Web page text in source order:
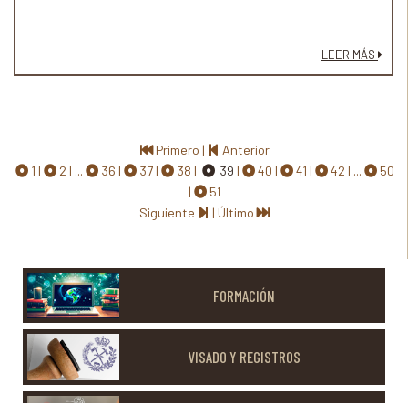
LEER MÁS
Primero |
Anterior
1
2 ... 36 37 38 39 40 41 42 ...
50
51
Siguiente
| Último
FORMACIÓN
VISADO Y REGISTROS